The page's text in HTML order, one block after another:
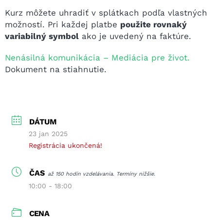
Kurz môžete uhradiť v splátkach podľa vlastných
možností. Pri každej platbe použite rovnaký
variabilný symbol ako je uvedený na faktúre.
Nenásilná komunikácia – Mediácia pre život.
Dokument na stiahnutie.
DÁTUM
23 jan 2025
Registrácia ukončená!
ČAS až 150 hodín vzdelávania. Termíny nižšie.
10:00 - 18:00
CENA